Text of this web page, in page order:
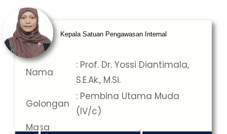
Kepala Satuan Pengawasan Internal
Nama
: Prof. Dr. Yossi Diantimala,
S.E.Ak., M.Si.
Golongan
: Pembina Utama Muda
(IV/c)
Masa